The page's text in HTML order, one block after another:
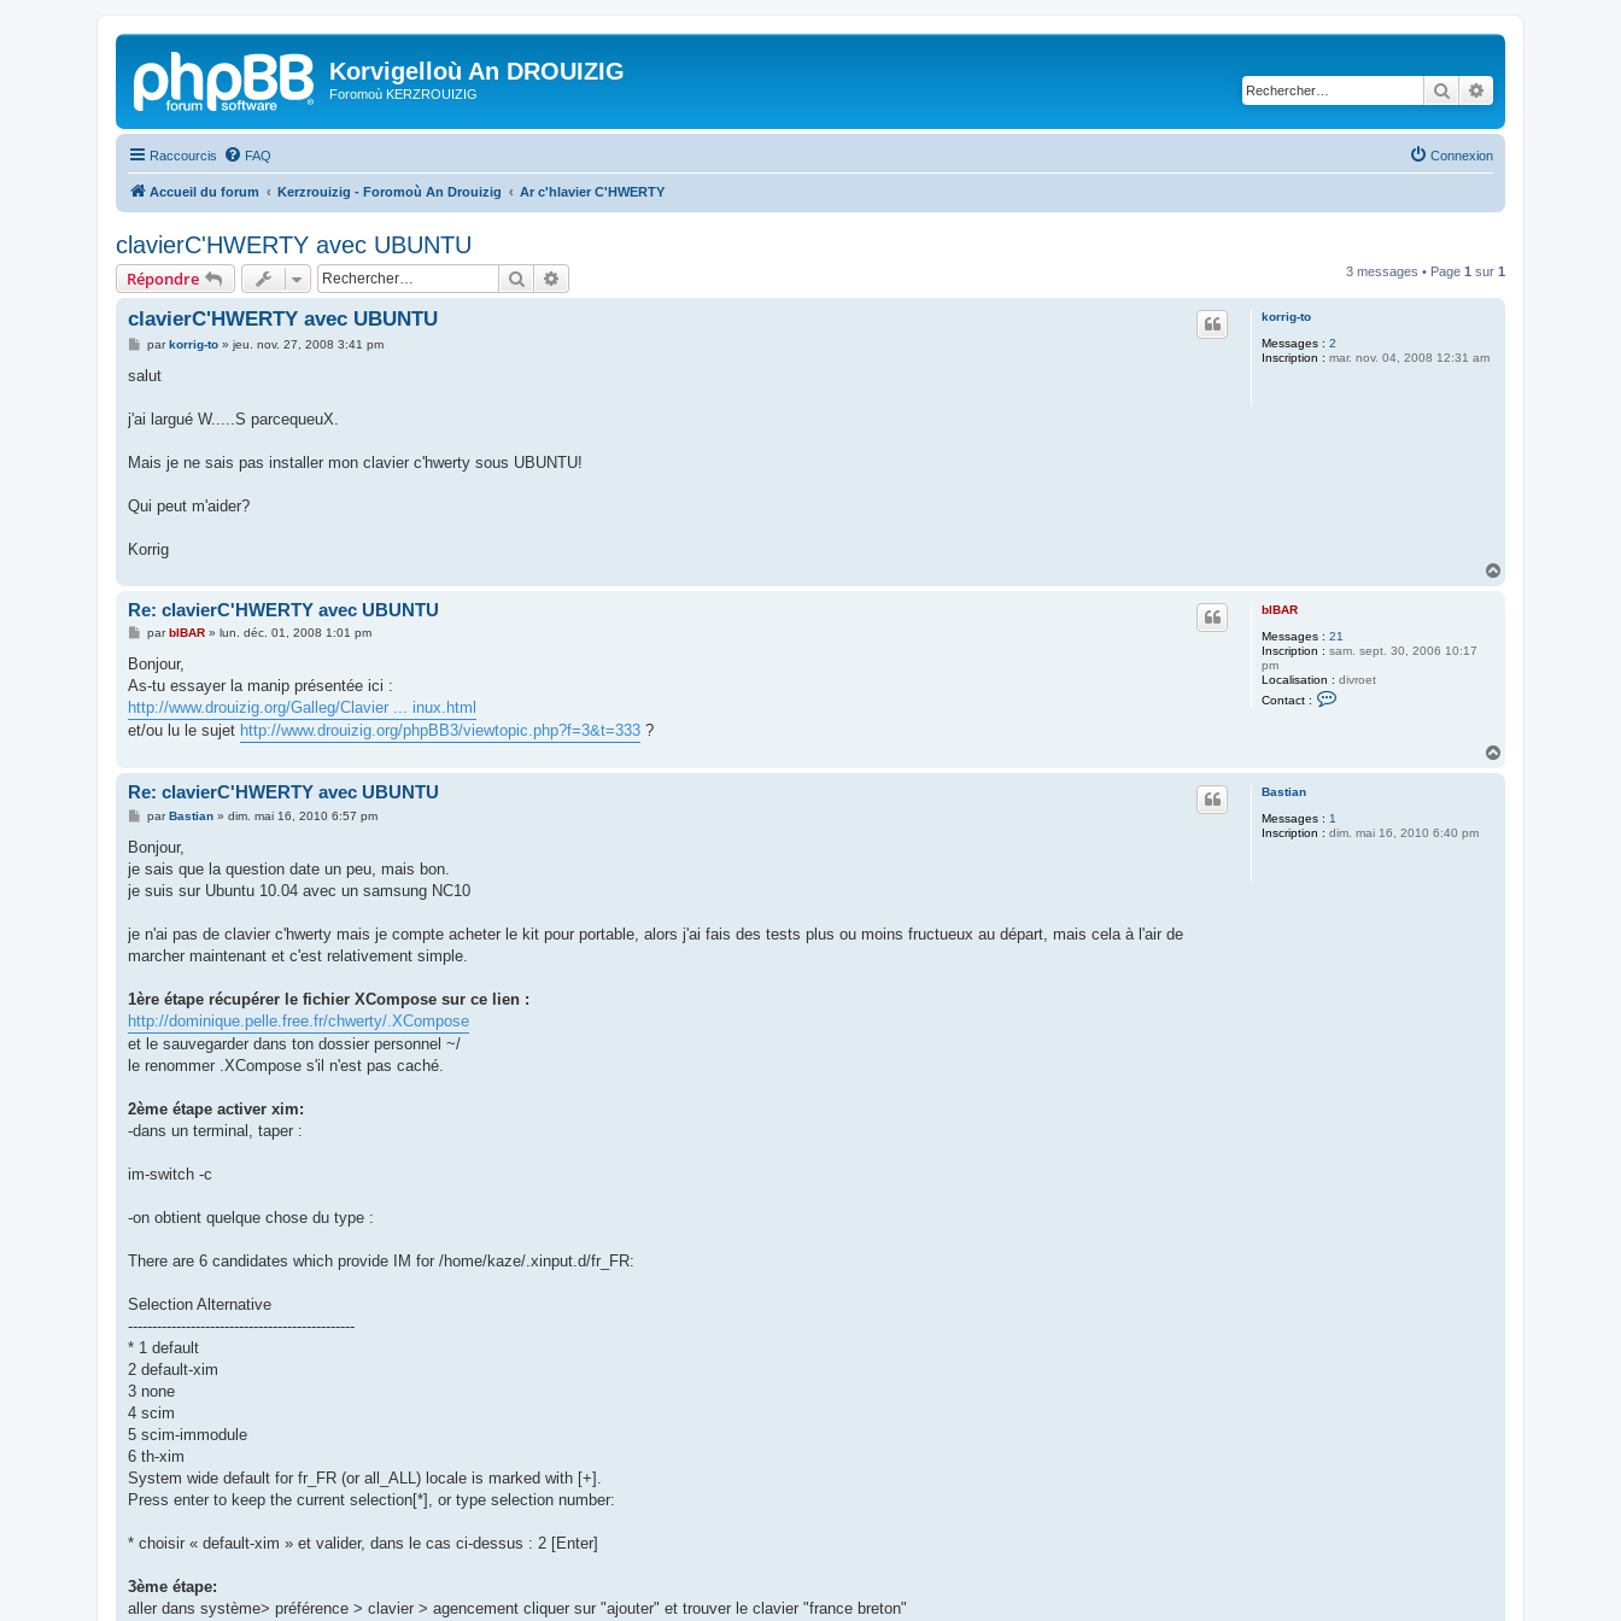
Korvigelloù An DROUIZIG
Foromoù KERZROUIZIG Rechercher
Raccourcis FAQ Connexion
Accueil du forum Kerzrouizig - Foromoù An Drouizig Ar c'hlavier C'HWERTY
clavierC'HWERTY avec UBUNTU
Répondre Rechercher 3 messages • Page 1 sur 1
korrig-to
Messages : 2
Inscription : mar. nov. 04, 2008 12:31 am
clavierC'HWERTY avec UBUNTU
M
s
g
parkorrig-to» jeu. nov. 27, 2008 3:41 pm
salut
j'ai largué W.....S parcequeuX.
Mais je ne sais pas installer mon clavier c'hwerty sous UBUNTU!
Qui peut m'aider?
Korrig
bIBAR
Messages : 21
Inscription : sam. sept. 30, 2006 10:17
pm
Localisation : divroet
Contact :
I
Re: clavierC'HWERTY avec UBUNTU
M
s
a
g
e
parbIBAR» lun. déc. 01, 2008 1:01 pm
Bonjour,
As-tu essayer la manip présentée ici :
http://www.drouizig.org/Galleg/Clavier ... inux.html
et/ou lu le sujet http://www.drouizig.org/phpBB3/viewtopic.php?f=3&t=333 ?
Bastian
Messages : 1
Inscription : dim. mai 16, 2010 6:40 pm
Re: clavierC'HWERTY avec UBUNTU
M
s
a
g
parBastian» dim. mai 16, 2010 6:57 pm
Bonjour,
je sais que la question date un peu, mais bon.
je suis sur Ubuntu 10.04 avec un samsung NC10
je n'ai pas de clavier c'hwerty mais je compte acheter le kit pour portable, alors j'ai fais des tests plus ou moins fructueux au départ, mais cela à l'air de
marcher maintenant et c'est relativement simple.
1ère étape récupérer le fichier XCompose sur ce lien :
http://dominique.pelle.free.fr/chwerty/.XCompose
et le sauvegarder dans ton dossier personnel ~/
le renommer .XCompose s'il n'est pas caché.
2ème étape activer xim:
-dans un terminal, taper :
im-switch -c
-on obtient quelque chose du type :
There are 6 candidates which provide IM for /home/kaze/.xinput.d/fr_FR:
Selection Alternative
-----------------------------------------------
* 1 default
2 default-xim
3 none
4 scim
5 scim-immodule
6 th-xim
System wide default for fr_FR (or all_ALL) locale is marked with [+].
Press enter to keep the current selection[*], or type selection number:
* choisir « default-xim » et valider, dans le cas ci-dessus : 2 [Enter]
3ème étape:
aller dans système> préférence > clavier > agencement cliquer sur "ajouter" et trouver le clavier "france breton"